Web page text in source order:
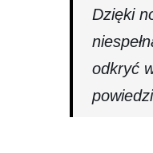
Dzięki
odkryć